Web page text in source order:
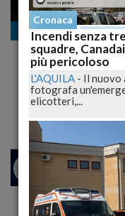
Cronaca nera
Si Schianta
dell'A14, non ce
(Ch)
MILANO
Cronaca
Incendi senza
squadre,
più pericoloso
L'AQUILA - Il nuovo
fotografa
elicotteri,...